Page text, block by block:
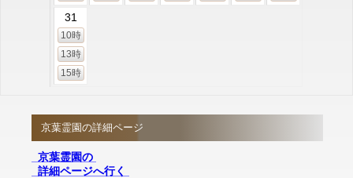
31
10時
13時
15時
京葉霊園の詳細ページ
京葉霊園の
詳細ページへ行く